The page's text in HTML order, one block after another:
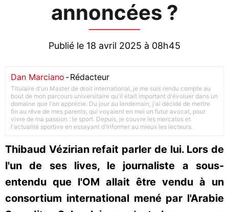
annoncées ?
Publié le 18 avril 2025 à 08h45
Dan Marciano -Rédacteur
Titulaire d'un Master de droit international, je me suis rendu compte au
bout de mon parcours universitaire qu'il était important d'évoluer dans un
domaine que l'on apprécie. Du jour au lendemain, j'ai décidé de mettre
fin au rêve de mes parents, qui voyaient en moi un futur avocat, pour
vivre de ma passion : le sport. Depuis, je couvre les mercatos et
l'actualité sportive en essayant d'informer au mieux les lecteurs.
Thibaud Vézirian refait parler de lui. Lors de
l'un de ses lives, le journaliste a sous-
entendu que l'OM allait être vendu à un
consortium international mené par l'Arabie